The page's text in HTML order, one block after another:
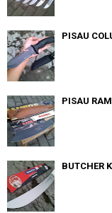
PISAU
PISAU
BUTCHER